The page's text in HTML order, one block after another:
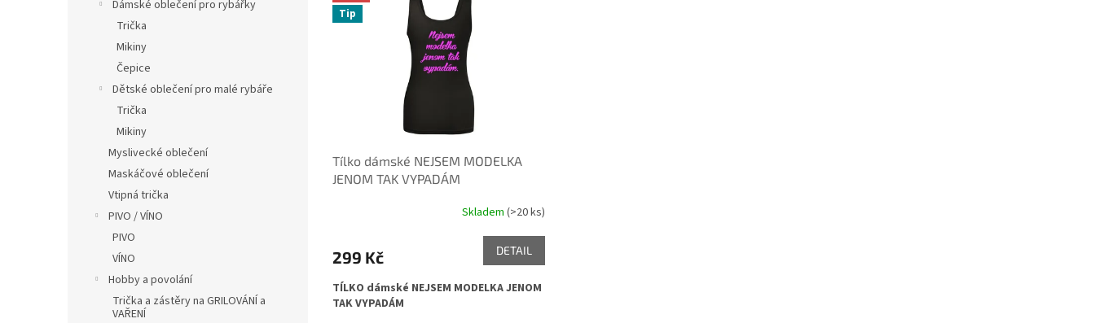
Dámské oblečení pro rybářky
Trička
Mikiny
Čepice
Dětské oblečení pro malé rybáře
Trička
Mikiny
Myslivecké oblečení
Maskáčové oblečení
Vtipná trička
PIVO / VÍNO
PIVO
VÍNO
Hobby a povolání
Trička a zástěry na GRILOVÁNÍ a
VAŘENÍ
pp Tip
Tílko dámské NEJSEM MODELKA
JENOM TAK VYPADÁM
Skladem (>20 ks)
299 Kč DETAIL
TÍLKO dámské NEJSEM MODELKA JENOM
TAK VYPADÁM